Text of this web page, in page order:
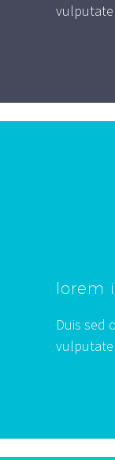
vulputate
lorem
Duis sed
vulputate